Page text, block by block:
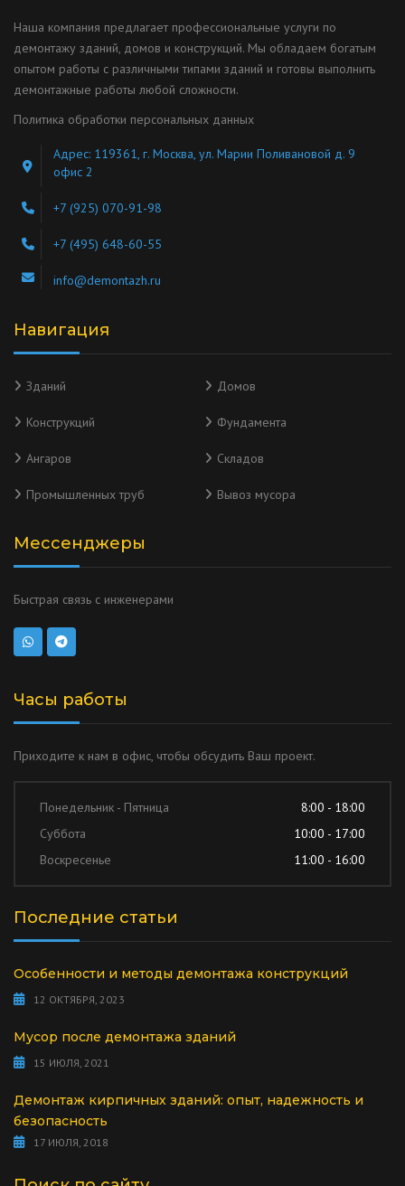
Наша компания предлагает профессиональные услуги по
демонтажу зданий, домов и конструкций. Мы обладаем богатым
опытом работы с различными типами зданий и готовы выполнить
демонтажные работы любой сложности.
Политика обработки персональных данных
Адрес: 119361, г. Москва, ул. Марии Поливановой д. 9
офис 2
+7 (925) 070-91-98
+7 (495) 648-60-55
info@demontazh.ru
Навигация
Зданий Домов
Конструкций Фундамента
Ангаров Складов
Промышленных труб Вывоз мусора
Мессенджеры
Быстрая связь с инженерами
Часы работы
Приходите к нам в офис, чтобы обсудить Ваш проект.
Понедельник - Пятница
8:00 - 18:00
Суббота
10:00 - 17:00
Воскресенье
11:00 - 16:00
Последние статьи
Особенности и методы демонтажа конструкций
12 ОКТЯБРЯ, 2023
Мусор после демонтажа зданий
15 ИЮЛЯ, 2021
Демонтаж кирпичных зданий: опыт, надежность и
безопасность
17 ИЮЛЯ, 2018